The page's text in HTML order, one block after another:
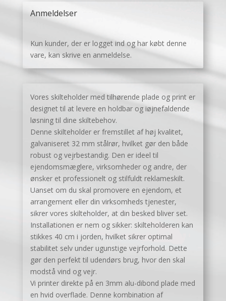
Anmeldelser
Kun kunder, der er logget ind og har købt denne
vare, kan skrive en anmeldelse.
Vores skilteholder med tilhørende plade og print er
designet til at levere en holdbar og iøjnefaldende
løsning til dine skiltebehov.
Denne skilteholder er fremstillet af høj kvalitet,
galvaniseret 32 mm stålrør, hvilket gør den både
robust og vejrbestandig. Den er ideel til
ejendomsmæglere, virksomheder og andre, der
ønsker et professionelt og stilfuldt reklameskilt.
Uanset om du skal promovere en ejendom, et
arrangement eller din virksomheds tjenester,
sikrer vores skilteholder, at din besked bliver set.
Installationen er nem og sikker: skilteholderen kan
stikkes 40 cm i jorden, hvilket sikrer optimal
stabilitet selv under ugunstige vejrforhold. Dette
gør den perfekt til udendørs brug, hvor den skal
modstå vind og vejr.
Vi printer direkte på en 3mm alu-dibond plade med
en hvid overflade. Denne kombination af